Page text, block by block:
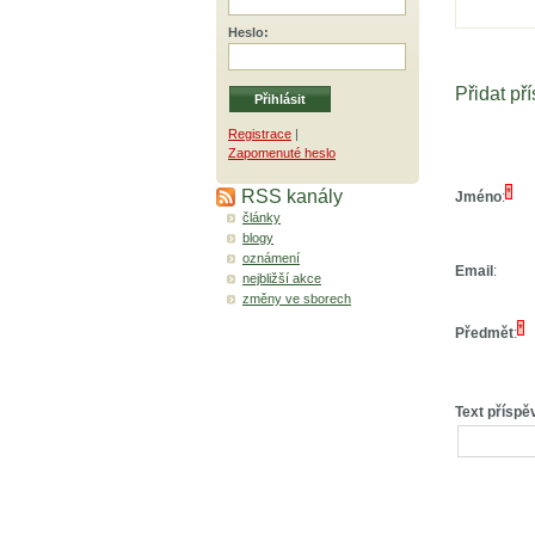
Heslo:
Registrace |
Zapomenuté heslo
RSS kanály
články
blogy
oznámení
nejbližší akce
změny ve sborech
Přidat
Jméno:*
Email :
Předmět:*
Text